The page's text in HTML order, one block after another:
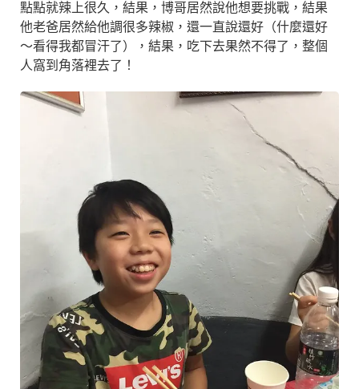
點點就辣上很久，結果，博哥居然說他想要挑戰，結果
他老爸居然給他調很多辣椒，還一直說還好（什麼還好
～看得我都冒汗了），結果，吃下去果然不得了，整個
人窩到角落裡去了！